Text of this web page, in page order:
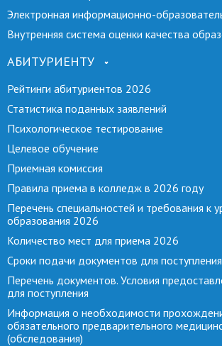
Электронная информационно-
Внутренняя система оценки качества
АБИТУРИЕНТУ
Рейтинги абитуриентов 2026
Статистика поданных заявлений
Психологическое тестирование
Целевое обучение
Приемная комиссия
Правила приема в колледж в 2026 году
Перечень специальностей и требования к
образования 2026
Количество мест для приема 2026
Сроки подачи документов для поступления
Перечень документов. Условия
для поступления
Информация о необходимости
обязательного предварительного
(обследования)